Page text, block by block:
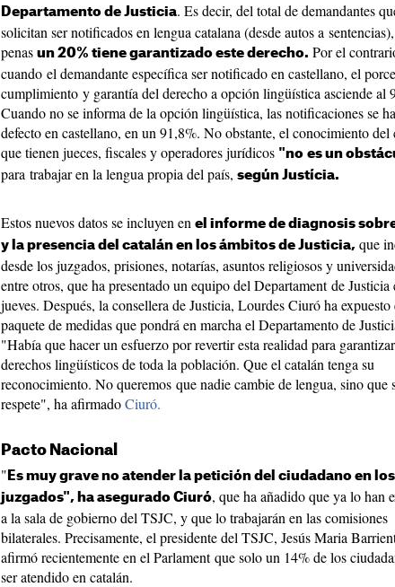
Departamento de Justicia. Es decir, del total de demandantes
solicitan ser notificados en lengua catalana (desde autos a
penas un 20% tiene garantizado este derecho. Por el
cuando el demandante específica ser notificado en castellano, el
cumplimiento y garantía del derecho a opción lingüística asciende al
Cuando no se informa de la opción lingüística, las notificaciones se
defecto en castellano, en un 91,8%. No obstante, el conocimiento del
que tienen jueces, fiscales y operadores jurídicos "no es un
para trabajar en la lengua propia del país, según Justícia.
Estos nuevos datos se incluyen en el informe de diagnosis
y la presencia del catalán en los ámbitos de Justicia, que
desde los juzgados, prisiones, notarías, asuntos religiosos y
entre otros, que ha presentado un equipo del Departament de Justicia
jueves. Después, la consellera de Justicia, Lourdes Ciuró ha
paquete de medidas que pondrá en marcha el Departamento de
"Había que hacer un esfuerzo por revertir esta realidad para
derechos lingüísticos de toda la población. Que el catalán tenga su
reconocimiento. No queremos que nadie cambie de lengua, sino que
respete", ha afirmadoCiuró.
Pacto Nacional
" Es muy grave no atender la petición del ciudadano en los
juzgados", ha asegurado Ciuró, que ha añadido que ya lo han
a la sala de gobierno del TSJC, y que lo trabajarán en las comisiones
bilaterales. Precisamente, el presidente del TSJC, Jesús Maria
afirmó recientemente en el Parlament que solo un 14% de los
ser atendido en catalán.